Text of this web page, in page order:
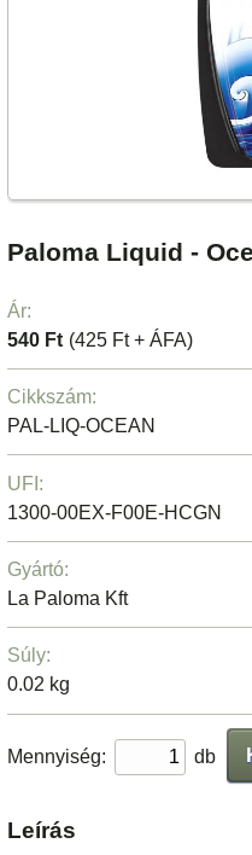
Paloma Liquid -
Ár:
540 Ft (425 Ft + ÁFA)
Cikkszám:
PAL-LIQ-OCEAN
UFI:
1300-00EX-F00E-HCGN
Gyártó:
La Paloma Kft
Súly:
0.02 kg
Mennyiség: db
Leírás